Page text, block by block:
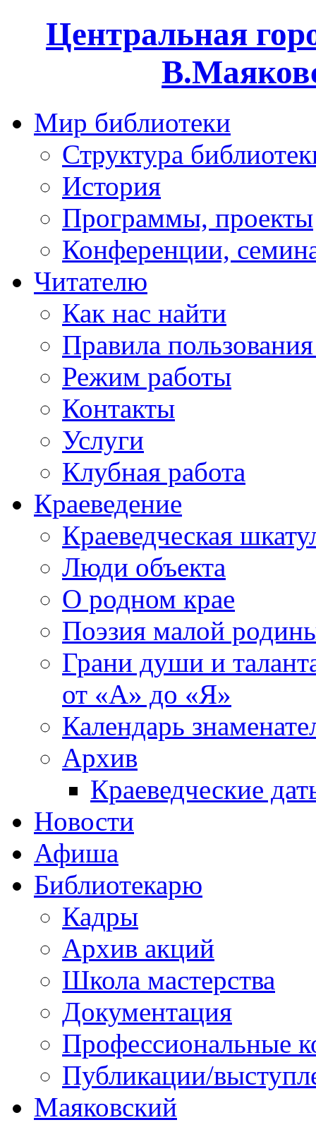
Центральная
Мир библиотеки
Структура
История
Программы, проекты
Конференции,
Читателю
Как нас найти
Правила
Режим работы
Контакты
Услуги
Клубная работа
Краеведение
Краеведческая
Люди объекта
О родном крае
Поэзия малой
Грани души и
от «А» до «Я»
Календарь
Архив
Краеведческие
Новости
Афиша
Библиотекарю
Кадры
Архив акций
Школа мастерства
Документация
Профессиональные
Публикации/
Маяковский